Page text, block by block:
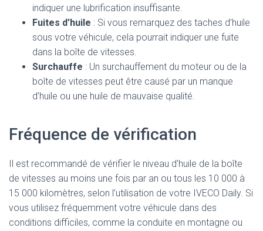
indiquer une lubrification insuffisante.
Fuites d’huile : Si vous remarquez des taches d’huile
sous votre véhicule, cela pourrait indiquer une fuite
dans la boîte de vitesses.
Surchauffe : Un surchauffement du moteur ou de la
boîte de vitesses peut être causé par un manque
d’huile ou une huile de mauvaise qualité.
Fréquence de vérification
Il est recommandé de vérifier le niveau d’huile de la boîte
de vitesses au moins une fois par an ou tous les 10 000 à
15 000 kilomètres, selon l’utilisation de votre IVECO Daily. Si
vous utilisez fréquemment votre véhicule dans des
conditions difficiles, comme la conduite en montagne ou